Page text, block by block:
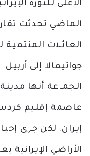
الأعلى للثورة
الماضي تحدثت
العائلات
جواتيمالا إلى
الجماعة أنها
عاصمة إقليم
إيران، لكن جرى
الأراضي الإيرانية